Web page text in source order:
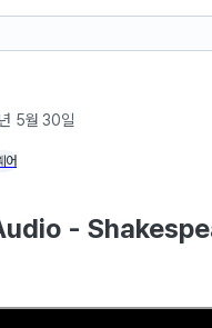
5월 30일
어
-